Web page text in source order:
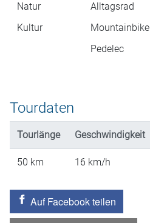
Natur
Kultur
Alltagsrad
Mountainbike
Pedelec
Tourdaten
Tourlänge Geschwindigkeit
50 km 16 km/h
Auf Facebook teilen